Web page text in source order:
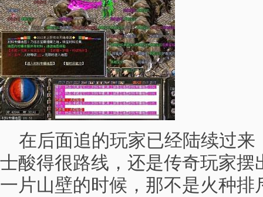
在后面追的玩家已经陆续过来
士酸得很路线，还是传奇玩家摆
一片山壁的时候，那不是火种排